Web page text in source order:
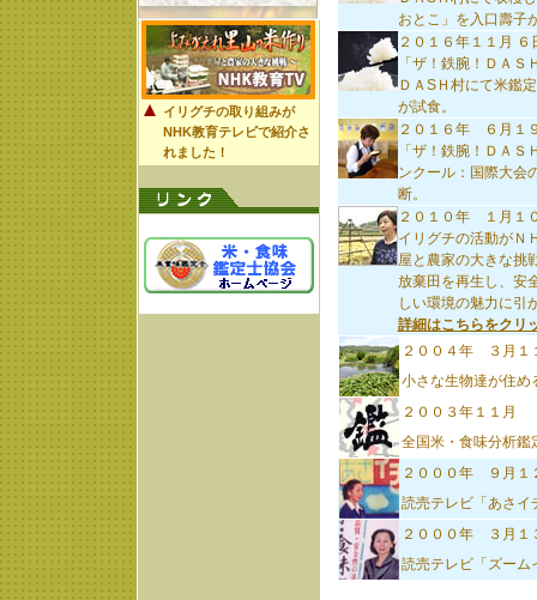
イリグチの取り組みが
NHK教育テレビで紹介さ
れました！
おとこ」を入口壽子
２０１６年１１月 ６
「ザ！鉄腕！ＤＡＳ
ＤＡSＨ村にて米鑑
が試食。
２０１６年 ６月１
「ザ！鉄腕！ＤＡＳ
ンクール：国際大会
断。
２０１０年 １月１
イリグチの活動がＮ
屋と農家の大きな挑
放棄田を再生し、安
しい環境の魅力に引
詳細はこちらをクリ
２００４年 ３月１
小さな生物達が住め
２００３年１１月
全国米・食味分析鑑
２０００年 ９月１
読売テレビ「あさ
２０００年 ３月１
読売テレビ「ズー